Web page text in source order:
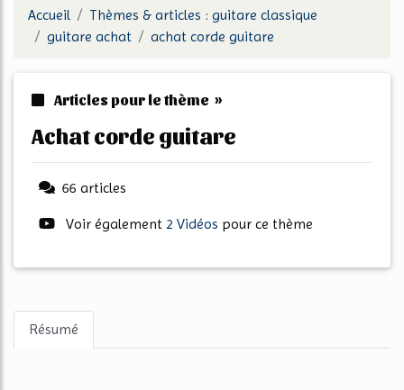
Accueil
Thèmes & articles : guitare classique
guitare achat
achat corde guitare
Articles pour le thème »
achat corde guitare
66 articles
Voir également 2 Vidéos pour ce thème
Résumé